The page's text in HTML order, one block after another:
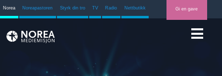
Norea Noreapastoren Styrk din tro TV Radio Nettbutikk Gi en gave